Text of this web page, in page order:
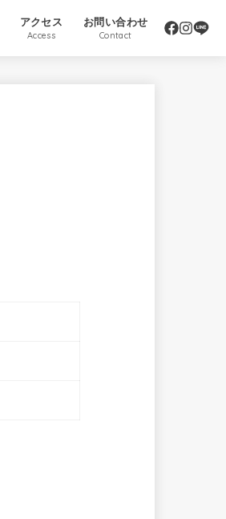
アクセス
Access
お問い合わせ
Contact